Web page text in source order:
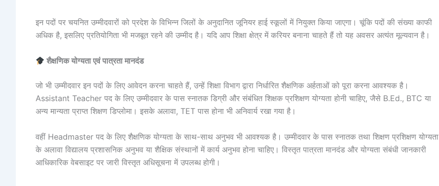
इन पदों पर चयनित उम्मीदवारों को प्रदेश के विभिन्न जिलों के अनुदानित जूनियर हाई स्कूलों में नियुक्त किया जाएगा। चूंकि पदों की संख्या काफी
अधिक है, इसलिए प्रतियोगिता भी मजबूत रहने की उम्मीद है। यदि आप शिक्षा क्षेत्र में करियर बनाना चाहते हैं तो यह अवसर अत्यंत मूल्यवान है।
शैक्षणिक योग्यता एवं पात्रता मानदंड
जो भी उम्मीदवार इन पदों के लिए आवेदन करना चाहते हैं, उन्हें शिक्षा विभाग द्वारा निर्धारित शैक्षणिक अर्हताओं को पूरा करना आवश्यक है।
Assistant Teacher पद के लिए उम्मीदवार के पास स्नातक डिग्री और संबंधित शिक्षक प्रशिक्षण योग्यता होनी चाहिए, जैसे B.Ed., BTC या
अन्य मान्यता प्राप्त शिक्षण डिप्लोमा। इसके अलावा, TET पास होना भी अनिवार्य रखा गया है।
वहीं Headmaster पद के लिए शैक्षणिक योग्यता के साथ-साथ अनुभव भी आवश्यक है। उम्मीदवार के पास स्नातक तथा शिक्षण प्रशिक्षण योग्यता
के अलावा विद्यालय प्रशासनिक अनुभव या शैक्षिक संस्थानों में कार्य अनुभव होना चाहिए। विस्तृत पात्रता मानदंड और योग्यता संबंधी जानकारी
आधिकारिक वेबसाइट पर जारी विस्तृत अधिसूचना में उपलब्ध होगी।